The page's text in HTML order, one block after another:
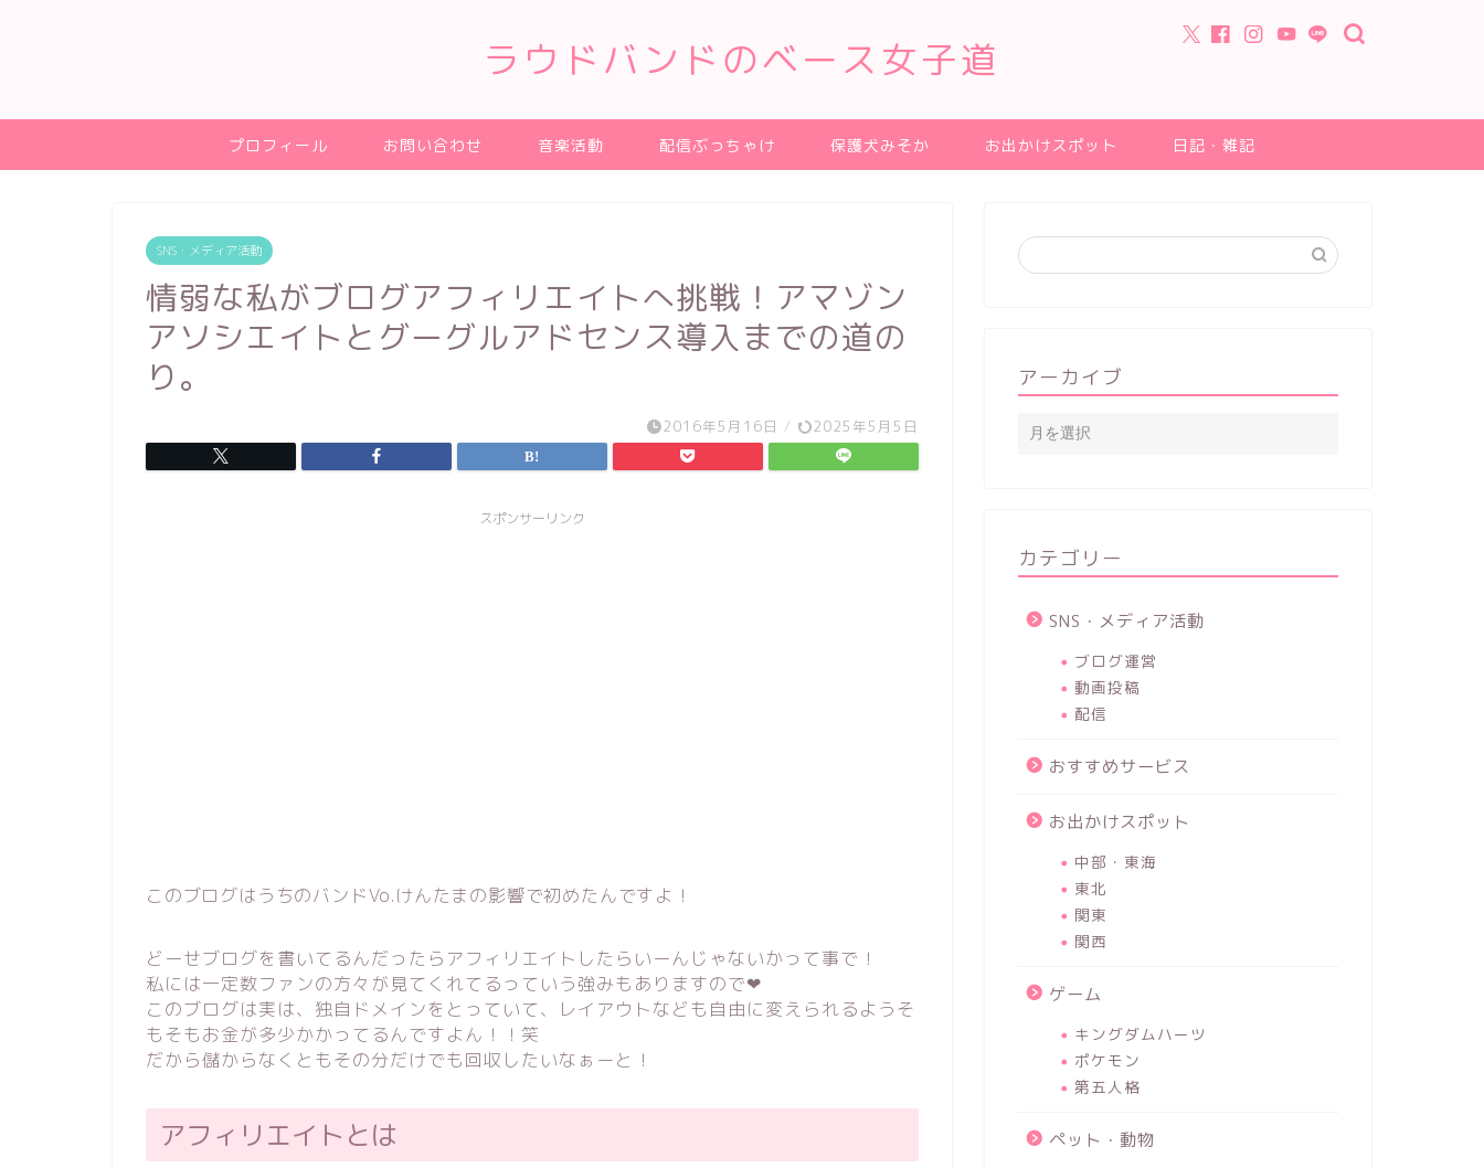
ラウドバンドのベース女子道
プロフィール お問い合わせ 音楽活動 配信ぶっちゃけ 保護犬みそか お出かけスポット 日記・雑記
SNS・メディア活動
情弱な私がブログアフィリエイトへ挑戦！アマゾン
アソシエイトとグーグルアドセンス導入までの道の
り。
2016年5月16日 / 2025年5月5日
スポンサーリンク
このブログはうちのバンドVo.けんたまの影響で初めたんですよ！
どーせブログを書いてるんだったらアフィリエイトしたらいーんじゃないかって事で！
私には一定数ファンの方々が見てくれてるっていう強みもありますので❤︎
このブログは実は、独自ドメインをとっていて、レイアウトなども自由に変えられるようそ
もそもお金が多少かかってるんですよん！！笑
だから儲からなくともその分だけでも回収したいなぁーと！
アフィリエイトとは
アーカイブ
カテゴリー
SNS・メディア活動
ブログ運営
動画投稿
配信
おすすめサービス
お出かけスポット
中部・東海
東北
関東
関西
ゲーム
キングダムハーツ
ポケモン
第五人格
ペット・動物